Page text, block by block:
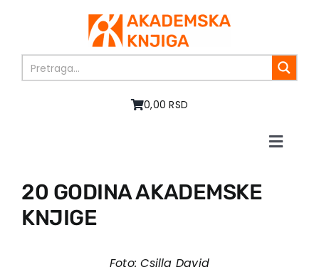
0,00 RSD
Toggle
O nama
Knjige
20 GODINA AKADEMSKE
KNJIGE
Foto: Csilla David